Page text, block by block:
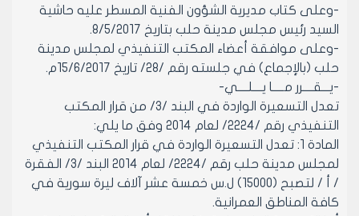
-وعلى كتاب مديرية الشؤون الفنية المسطر عليه حاشية
السيد رئيس مجلس مدينة حلب بتاريخ 8/5/2017.
-وعلى موافقة أعضاء المكتب التنفيذي لمجلس مدينة
حلب (بالإجماع) في جلسته رقم /28/ تاريخ 15/6/2017م.
-يـــقــــرر مـــــا يــــلــــي-
تعدل التسعيرة الواردة في البند /3/ من قرار المكتب
التنفيذي رقم /2224/ لعام 2014 وفق ما يلي:
المادة 1: تعدل التسعيرة الواردة في قرار المكتب التنفيذي
لمجلس مدينة حلب رقم /2224/ لعام 2014 البند /3/ الفقرة
/ أ / لتصبح (15000) ل.س خمسة عشر آلاف ليرة سورية في
كافة المناطق العمرانية.